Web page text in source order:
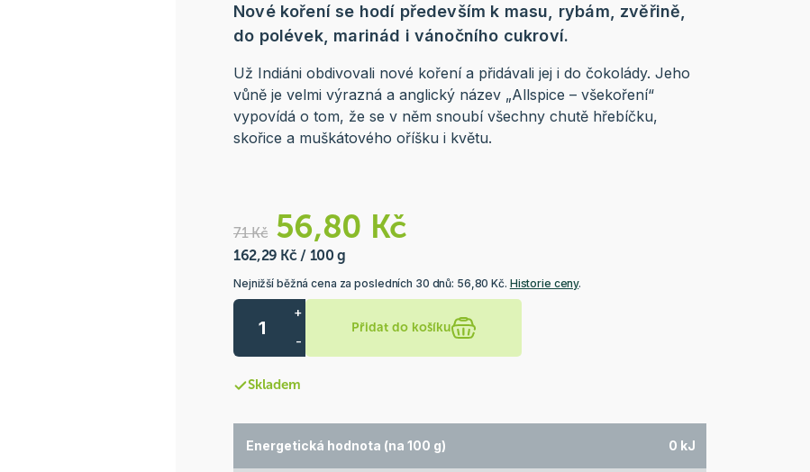
Nové koření se hodí především k masu, rybám, zvěřině,
do polévek, marinád i vánočního cukroví.
Už Indiáni obdivovali nové koření a přidávali jej i do čokolády. Jeho
vůně je velmi výrazná a anglický název „Allspice – všekoření“
vypovídá o tom, že se v něm snoubí všechny chutě hřebíčku,
skořice a muškátového oříšku i květu.
71 Kč 56,80 Kč
162,29 Kč / 100 g
Nejnižší běžná cena za posledních 30 dnů: 56,80 Kč. Historie ceny.
+
-
Přidat do košíku
Skladem
Energetická hodnota (na 100 g) 0 kJ